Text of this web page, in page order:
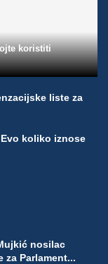
koristiti
liste za
koliko iznose
nosilac
za Parlament...